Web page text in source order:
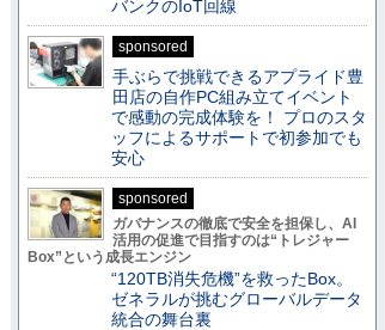
バンクのIoT回線
sponsored
手ぶらで挑戦できるアプライド豊
田店の自作PC組み立てイベント
で感動の完成体験を！ プロのスタ
ッフによるサポートで初参加でも
安心
sponsored
ガバナンスの徹底で安全を担保し、AI
活用の促進で目指すのは“トレジャー
Box”という成長エンジン
“120TB消失危機”を救ったBox。
ゼネラルが挑むグローバルデータ
統合の舞台裏